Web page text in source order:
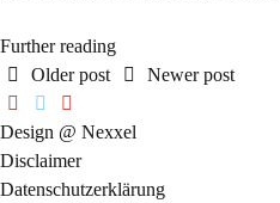
Further reading
Older post
Newer post
Design @ Nexxel
Disclaimer
Datenschutzerklärung